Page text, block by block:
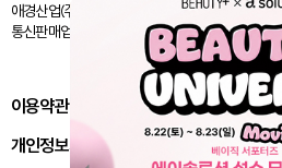
애경산업㈜ 서울시 마포구 양화로 188 / 고객
통신판매업신고번호 : 제 2018-서울마포-1843호
이용약관
개인정보처리방침